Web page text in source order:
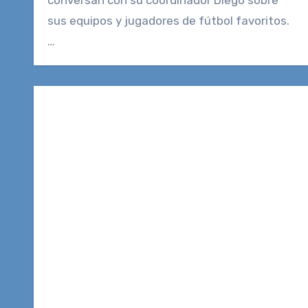
sus equipos y jugadores de fútbol favoritos.
…